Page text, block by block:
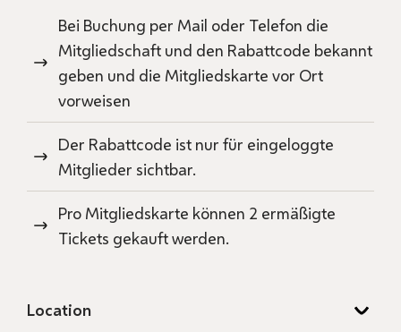
Bei Buchung per Mail oder Telefon die
Mitgliedschaft und den Rabattcode bekannt
geben und die Mitgliedskarte vor Ort
vorweisen
Der Rabattcode ist nur für eingeloggte
Mitglieder sichtbar.
Pro Mitgliedskarte können 2 ermäßigte
Tickets gekauft werden.
Location